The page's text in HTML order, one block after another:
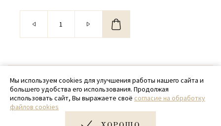
© 2020 - 2026 SamPack
+ 7 (918) 699-97-87
zakaz@sampack.store
Мы используем cookies для улучшения работы нашего сайта и
большего удобства его использования. Продолжая
использовать сайт, Вы выражаете своё согласие на обработку
файлов cookies